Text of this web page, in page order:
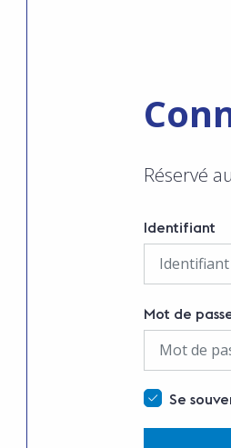
Réservé
Identifiant
Mot de
Se